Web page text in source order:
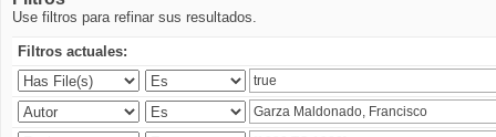
Use filtros para refinar sus resultados.
Filtros actuales: